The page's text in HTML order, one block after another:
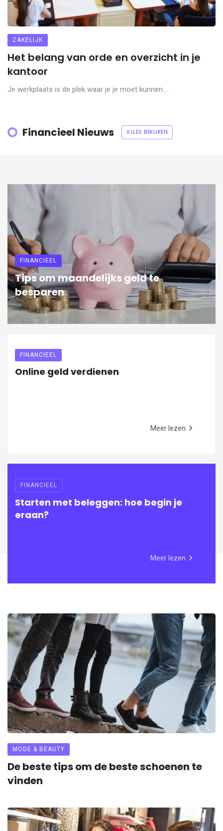
ZAKELIJK
Het belang van orde en overzicht in je
kantoor
Je werkplaats is de plek waar je je moet kunnen ...
Financieel Nieuws ALLES BEKIJKEN
FINANCIEEL
Tips om maandelijks geld te
besparen
FINANCIEEL
Online geld verdienen
Meer lezen
FINANCIEEL
Starten met beleggen: hoe begin je
eraan?
Meer lezen
MODE & BEAUTY
De beste tips om de beste schoenen te
vinden